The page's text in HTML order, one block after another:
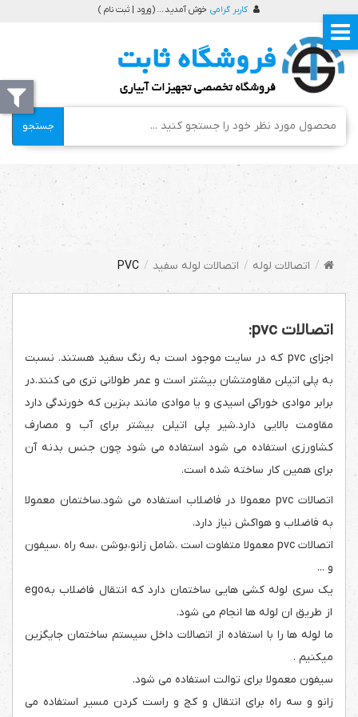
کاربر گرامی خوش آمدید ... (ورود | ثبت نام )
جستجو
اتصالات لوله اتصالات لوله سفید PVC
اتصالات pvc:
اجزای pvc که در سایت موجود است به رنگ سفید هستند. نسبت
به پلی اتیلن مقاومتشان بیشتر است و عمر طولانی تری می کنند.در
برابر موادی خوراکی اسیدی و یا موادی مانند بنزین که خورندگی دارد
مقاومت بالایی دارد.شیر پلی اتیلن بیشتر برای آب و مصارف
کشاورزی استفاده می شود استفاده می شود چون جنس بدنه آن
برای همین کار ساخته شده است.
اتصالات pvc معمولا در فاضلاب استفاده می شود.ساختمان معمولا
به فاضلاب و هواکش نیاز دارد.
اتصالات pvc معمولا متفاوت است .شامل زانو،بوشن ،سه راه ،سیفون
و ...
یک سری لوله کشی هایی ساختمان دارد که انتقال فاضلاب بهego
از طریق ان لوله ها انجام می شود.
ما لوله ها را با استفاده از اتصالات داخل سیستم ساختمان جایگزین
میکنیم .
سیفون معمولا برای توالت استفاده می شود.
زانو و سه راه برای انتقال و کج و راست کردن مسیر استفاده می